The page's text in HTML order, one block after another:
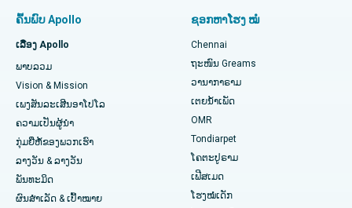
ຊອກຫາໝໍແຂ້ວ
ຊອກຫາແພດເດັກ
ຊອກຫາແພດຜິວໜັງ
ໂຮງໝໍທີ່ດີທີ່ສຸດໃນ PH Road, Chennai
ສູນຫົວໃຈທີ່ດີທີ່ສຸດໃນ Thousand Lights, Chennai
ໂຮງໝໍທີ່ດີທີ່ສຸດໃນ Jubilee Hills, Hyderabad
ໂຮງໝໍທີ່ດີທີ່ສຸດໃນ Tondiarpet, Chennai
ໂຮງໝໍທີ່ດີທີ່ສຸດໃນ Kotturpuram, Chennai
ໂຮງຫມໍທີ່ດີທີ່ສຸດໃນຖະຫນົນ Kovai, Karur
ໄວຕິດຕາມການທົດແທນ Knee Knee
Sleeve Gastrectomy
ການຜ່າຕັດ Lasik
ໂຣກຜີວ ໜັງ
liposuction
Coronary Angiogram
ຄົ້ນພົບ Apollo
ເລື່ອງ Apollo
ພາບລວມ
Vision & Mission
ເພງສັນລະເສີນອາໂປໂລ
ຄວາມເປັນຜູ້ນໍາ
ກຸ່ມຍີ່ຫໍ້ຂອງພວກເຮົາ
ລາງວັນ & ລາງວັນ
ພັນທະມິດ
ຜົນສຳເລັດ & ເປົ້າໝາຍ
ຊອກຫາໂຮງ ໝໍ
Chennai
ຖະໜົນ Greams
ວານາກາຣາມ
ເຕຍນໍ້າເພັດ
OMR
Tondiarpet
ໂຄຕະປູຣາມ
ເຟີສເມດ
ໂຮງໝໍເດັກ